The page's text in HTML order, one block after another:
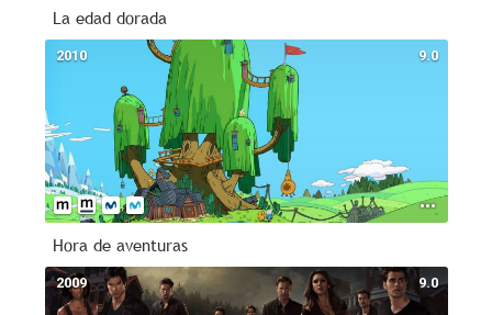
La edad dorada
9.0
2010
Hora de aventuras
9.0
2009